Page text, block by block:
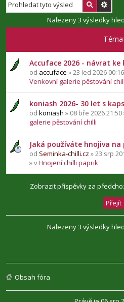
Nalezeny 3 výsledky
Accuface 2026 - návrat ke
od accuface » 23 led 2026
Venkovní galerie pěstování
koniash 2026- 30 let s
od koniash » 08 bře 2026 21:50
galerie pěstování chilli
Jaká používáte hnojiva na
od Seminka-chilli.cz » 23 srp
» vHnojení chilli paprik
Zobrazit příspěvky za
Nalezeny 3 výsledky
Obsah fóra